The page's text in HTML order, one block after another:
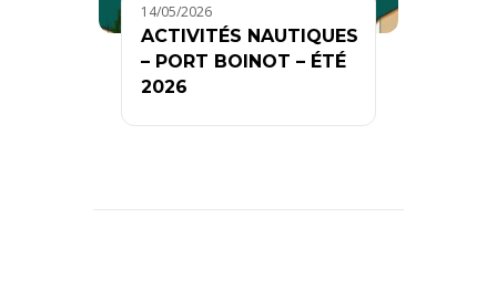
14/05/2026
ACTIVITÉS NAUTIQUES
– PORT BOINOT – ÉTÉ
2026